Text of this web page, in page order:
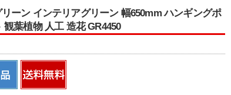
ーン インテリアグリーン 幅650mm ハンギングポ
観葉植物 人工 造花 GR4450